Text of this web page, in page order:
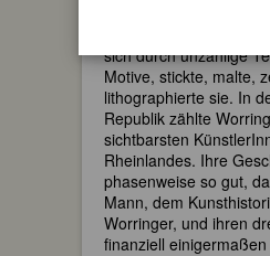
wurden rasch zu
Markenzeichen.
sich durch unzählige
Motive, stickte, malte,
lithographierte sie. In
Republik zählte
sichtbarsten
Rheinlandes. Ihre
phasenweise so gut,
Mann, dem
Worringer, und ihren
finanziell